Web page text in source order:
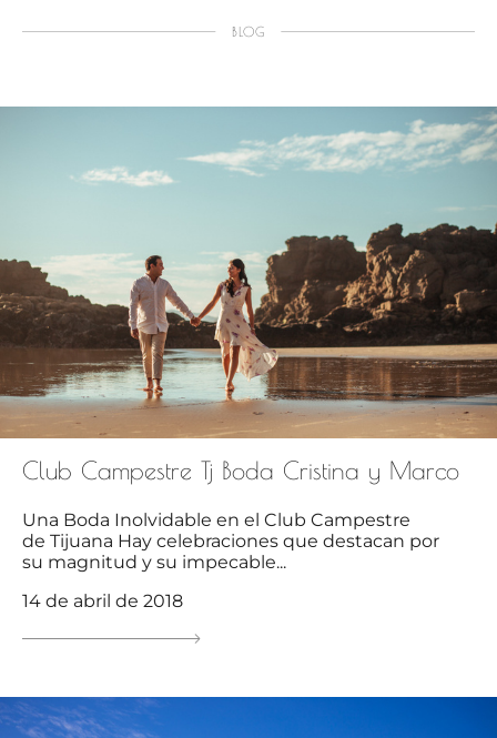
BLOG
Club Campestre Tj Boda Cristina y Marco
Una Boda Inolvidable en el Club Campestre
de Tijuana Hay celebraciones que destacan por
su magnitud y su impecable...
14 de abril de 2018